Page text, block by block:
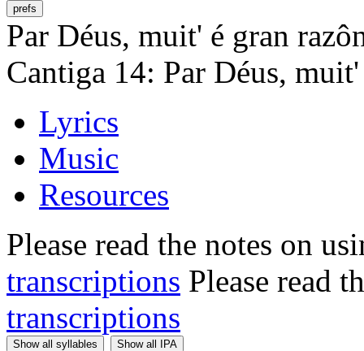
prefs
Par Déus, muit' é gran
Cantiga 14: Par Déus,
Lyrics
Music
Resources
Please read the notes on
transcriptions Please read
transcriptions
Show all syllables Show all IPA